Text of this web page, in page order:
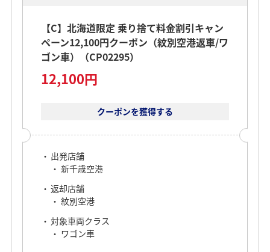
【C】北海道限定 乗り捨て料金割引キャン
ペーン12,100円クーポン（紋別空港返車/ワ
ゴン車）（CP02295）
12,100円
クーポンを獲得する
出発店舗
新千歳空港
返却店舗
紋別空港
対象車両クラス
ワゴン車